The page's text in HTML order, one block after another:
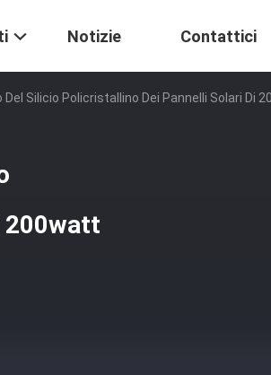
Notizie Contattici
Silicio Policristallino Dei Pannelli Solari Di
200watt